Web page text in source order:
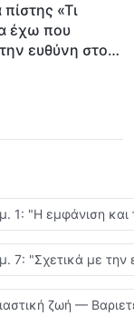
«Τι
έχω που
ευθύνη στο
1: "Η εμφάνιση
7: "Σχετικά με την
ζωή —